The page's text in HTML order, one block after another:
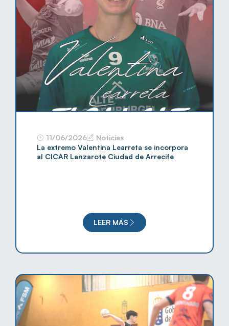
11/06/2026
Noticias
La extremo Valentina Learreta se incorpora
al CICAR Lanzarote Ciudad de Arrecife
LEER MÁS